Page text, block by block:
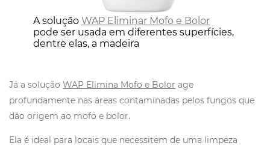
A solução WAP Eliminar Mofo e Bolor
pode ser usada em diferentes superfícies,
dentre elas, a madeira
Já a solução WAP Elimina Mofo e Bolor age
profundamente nas áreas contaminadas pelos fungos que
dão origem ao mofo e bolor.
Ela é ideal para locais que necessitem de uma limpeza